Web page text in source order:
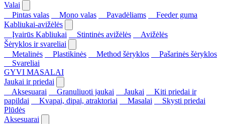
Valai
Pintas valas
Mono valas Pavadėliams
Feeder guma
Kabliukai-avižėlės
Įvairūs Kabliukai
Stintinės avižėlės
Avižėlės
Šėryklos ir svareliai
Metalinės
Plastikinės Method šėryklos
Pašarinės šėryklos
Svareliai
GYVI MASALAI
Jaukai ir priedai
Aksesuarai
Granuliuoti jaukai Jaukai
Kiti priedai ir
papildai
Kvapai, dipai, atraktoriai Masalai
Skysti priedai
Plūdės
Aksesuarai